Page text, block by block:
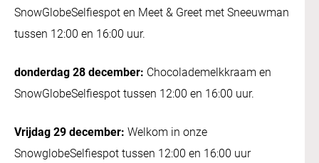
SnowGlobeSelfiespot en Meet & Greet met Sneeuwman
tussen 12:00 en 16:00 uur.
donderdag 28 december: Chocolademelkkraam en
SnowGlobeSelfiespot tussen 12:00 en 16:00 uur.
Vrijdag 29 december: Welkom in onze
SnowglobeSelfiespot tussen 12:00 en 16:00 uur